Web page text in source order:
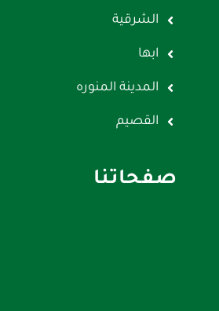
الشرقية
ابها
المدينة المنوره
القصيم
صفحاتنا